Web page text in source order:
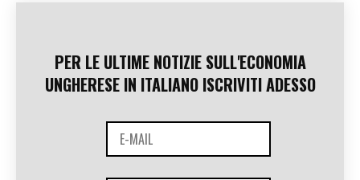
PER LE ULTIME NOTIZIE SULL'ECONOMIA
UNGHERESE IN ITALIANO ISCRIVITI ADESSO